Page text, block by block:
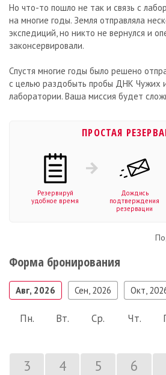
Но что-то пошло не так и связь с
на многие годы. Земля отправляла
экспедиций, но никто не вернулся и
законсервировали.
Спустя многие годы было решено
с целью раздобыть пробы ДНК Чужих
лаборатории. Ваша миссия будет
ПРОСТАЯ
Резервируй
удобное время
Дождись
подтверждения
резервации
Форма бронирования
Авг, 2026 Сен, 2026 Окт,
Пн. Вт. Ср. Чт.
3
4 5 6